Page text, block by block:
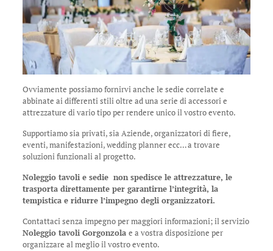
Ovviamente possiamo fornirvi anche le sedie correlate e
abbinate ai differenti stili oltre ad una serie di accessori e
attrezzature di vario tipo per rendere unico il vostro evento.
Supportiamo sia privati, sia Aziende, organizzatori di fiere,
eventi, manifestazioni, wedding planner ecc… a trovare
soluzioni funzionali al progetto.
Noleggio tavoli e sedie non spedisce le attrezzature, le
trasporta direttamente per garantirne l’integrità, la
tempistica e ridurre l’impegno degli organizzatori.
Contattaci senza impegno per maggiori informazioni; il servizio
Noleggio tavoli Gorgonzola e a vostra disposizione per
organizzare al meglio il vostro evento.